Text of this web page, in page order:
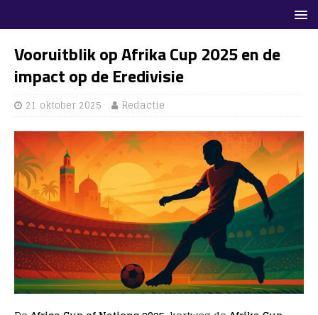
Vooruitblik op Afrika Cup 2025 en de
impact op de Eredivisie
21 oktober 2025 Redactie